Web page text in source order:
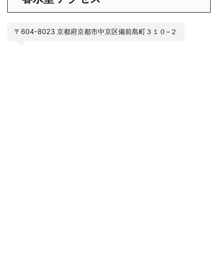
〒604-8023 京都府京都市中京区備前島町３１０−２